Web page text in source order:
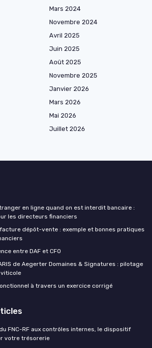
Mars 2024
Novembre 2024
Avril 2025
Juin 2025
Août 2025
Novembre 2025
Janvier 2026
Mars 2026
Mai 2026
Juillet 2026
en ligne quand on est interdit bancaire :
les directeurs financiers
dépôt-vente : exemple et bonnes pratiques
entre DAF et CFO
de Aegerter Domaines & Signatures : pilotage
viticole
à travers un exercice corrigé
FNC-RF aux contrôles internes, le dispositif
votre trésorerie